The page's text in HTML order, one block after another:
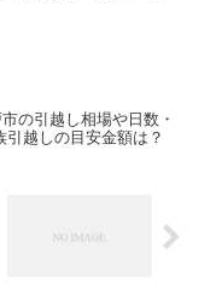
の引越し相場や日数・
引越しの目安金額は？